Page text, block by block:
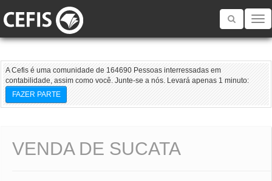
Toggle
A Cefis é uma comunidade de 164690 Pessoas interressadas em
contabilidade, assim como você. Junte-se a nós. Levará apenas 1 minuto:
FAZER PARTE
VENDA DE SUCATA